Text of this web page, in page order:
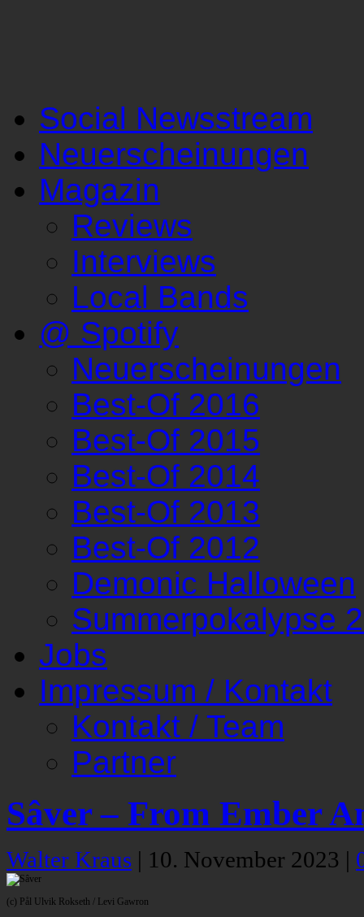
Social Newsstream
Neuerscheinungen
Magazin
Reviews
Interviews
Local Bands
@ Spotify
Neuerscheinungen
Best-Of 2016
Best-Of 2015
Best-Of 2014
Best-Of 2013
Best-Of 2012
Demonic Halloween
Summerpokalypse
Jobs
Impressum / Kontakt
Kontakt / Team
Partner
Sâver – From Ember
Walter Kraus | 10. November 2023 |
(c) Pål Ulvik Rokseth / Levi Gawron